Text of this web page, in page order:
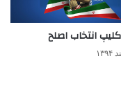
انتخاب اصلح